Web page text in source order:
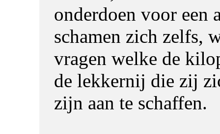
onderdoen voor een
schamen zich zelfs,
vragen welke de
de lekkernij die zij
zijn aan te schaffen.